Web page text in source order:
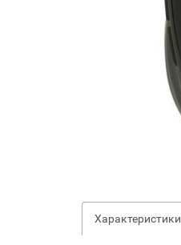
Характеристики